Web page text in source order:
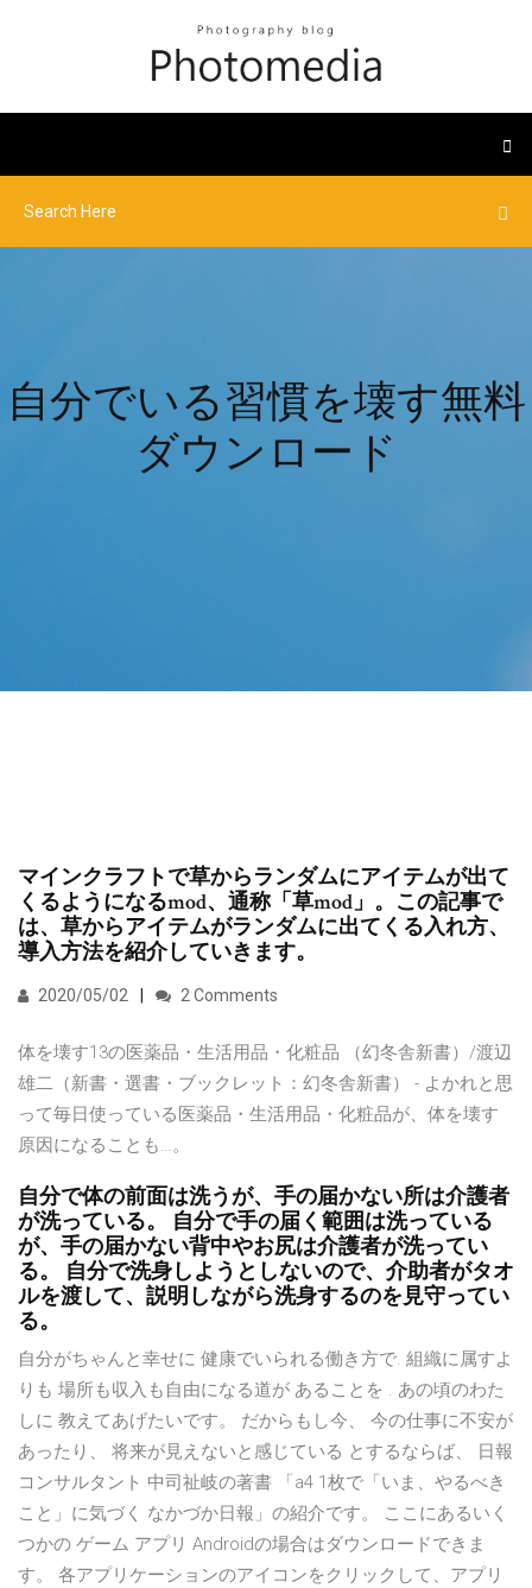
自分でいる習慣を壊す無料
ダウンロード
マインクラフトで草からランダムにアイテムが出て
くるようになるmod、通称「草mod」。この記事で
は、草からアイテムがランダムに出てくる入れ方、
導入方法を紹介していきます。
2020/05/02 2 Comments
体を壊す13の医薬品・生活用品・化粧品 （幻冬舎新書）/渡辺
雄二（新書・選書・ブックレット：幻冬舎新書） - よかれと思
って毎日使っている医薬品・生活用品・化粧品が、体を壊す
原因になることも…。
自分で体の前面は洗うが、手の届かない所は介護者
が洗っている。 自分で手の届く範囲は洗っている
が、手の届かない背中やお尻は介護者が洗ってい
る。 自分で洗身しようとしないので、介助者がタオ
ルを渡して、説明しながら洗身するのを見守ってい
る。
自分がちゃんと幸せに 健康でいられる働き方で. 組織に属すよ
りも 場所も収入も自由になる道が あることを . あの頃のわた
しに 教えてあげたいです。 だからもし今、 今の仕事に不安が
あったり、 将来が見えないと感じている とするならば、 日報
コンサルタント 中司祉岐の著書 「a4 1枚で「いま、やるべき
こと」に気づく なかづか日報」の紹介です。 ここにあるいく
つかの ゲーム アプリ Androidの場合はダウンロードできま
す。 各アプリケーションのアイコンをクリックして、アプリ